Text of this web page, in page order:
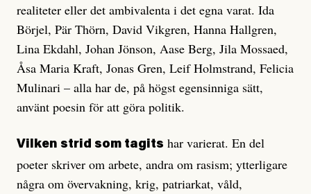
realiteter eller det ambivalenta i det egna varat. Ida
Börjel, Pär Thörn, David Vikgren, Hanna Hallgren,
Lina Ekdahl, Johan Jönson, Aase Berg, Jila Mossaed,
Åsa Maria Kraft, Jonas Gren, Leif Holmstrand, Felicia
Mulinari – alla har de, på högst egensinniga sätt,
använt poesin för att göra politik.
Vilken strid som tagits har varierat. En del
poeter skriver om arbete, andra om rasism; ytterligare
några om övervakning, krig, patriarkat, våld,